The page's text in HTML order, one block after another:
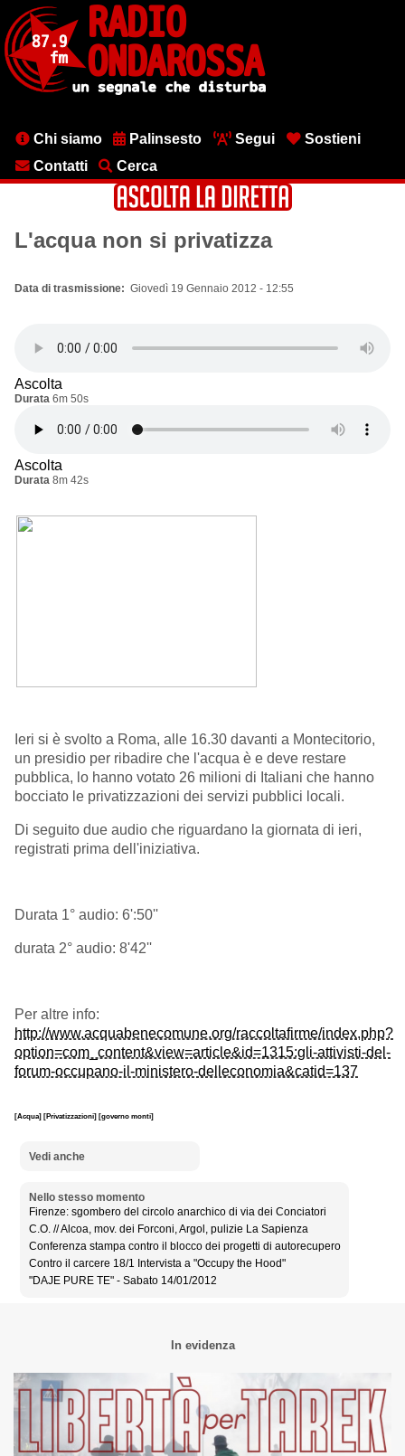
contenuto
principale
MenuChi siamo Palinsesto Segui
Sostieni
Contatti
Cerca
L'acqua non si privatizza
Data di trasmissione Giovedì 19 Gennaio 2012 - 12:55
Ascolta
Durata 6m 50s
Ascolta
Durata 8m 42s
Ieri si è svolto a Roma, alle 16.30 davanti a Montecitorio,
un presidio per ribadire che l'acqua è e deve restare
pubblica, lo hanno votato 26 milioni di Italiani che hanno
bocciato le privatizzazioni dei servizi pubblici locali.
Di seguito due audio che riguardano la giornata di ieri,
registrati prima dell'iniziativa.
Durata 1° audio: 6':50''
durata 2° audio: 8'42''
Per altre info:
http://www.acquabenecomune.org/raccoltafirme/index.php?
option=com_content&view=article&id=1315:gli-attivisti-del-
forum-occupano-il-ministero-delleconomia&catid=137
[Acqua] [Privatizzazioni] [governo monti]
Vedi anche
Nello stesso momento
Firenze: sgombero del circolo anarchico di via dei Conciatori
C.O. // Alcoa, mov. dei Forconi, Argol, pulizie La Sapienza
Conferenza stampa contro il blocco dei progetti di autorecupero
Contro il carcere 18/1 Intervista a "Occupy the Hood"
"DAJE PURE TE" - Sabato 14/01/2012
In evidenza